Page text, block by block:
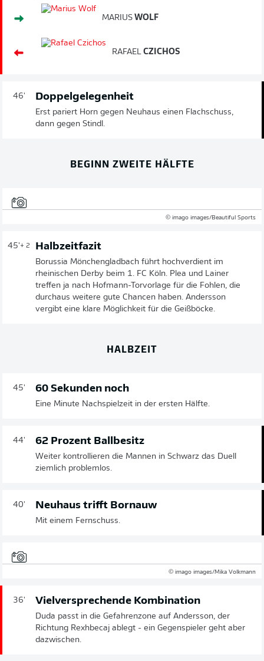
MARIUS WOLF
RAFAEL CZICHOS
46' Doppelgelegenheit
Erst pariert Horn gegen Neuhaus einen Flachschuss,
dann gegen Stindl.
BEGINN ZWEITE HÄLFTE
© imago images/Beautiful Sports
45'+ 2 Halbzeitfazit
Borussia Mönchengladbach führt hochverdient im
rheinischen Derby beim 1. FC Köln. Plea und Lainer
treffen ja nach Hofmann-Torvorlage für die Fohlen, die
durchaus weitere gute Chancen haben. Andersson
vergibt eine klare Möglichkeit für die Geißböcke.
HALBZEIT
45' 60 Sekunden noch
Eine Minute Nachspielzeit in der ersten Hälfte.
44' 62 Prozent Ballbesitz
Weiter kontrollieren die Mannen in Schwarz das Duell
ziemlich problemlos.
40' Neuhaus trifft Bornauw
Mit einem Fernschuss.
© imago images/Mika Volkmann
36' Vielversprechende Kombination
Duda passt in die Gefahrenzone auf Andersson, der
Richtung Rexhbecaj ablegt - ein Gegenspieler geht aber
dazwischen.